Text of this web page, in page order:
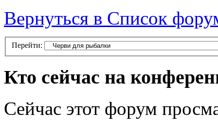
Вернуться в Список
Перейти:
Кто сейчас на
Сейчас этот форум